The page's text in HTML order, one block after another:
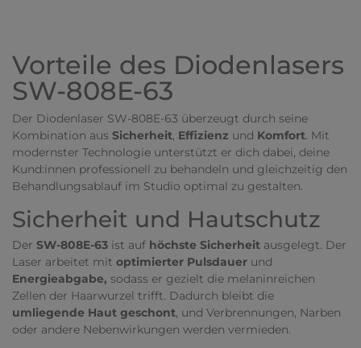
Vorteile des Diodenlasers
SW-808E-63
Der Diodenlaser SW-808E-63 überzeugt durch seine
Kombination aus Sicherheit, Effizienz und Komfort. Mit
modernster Technologie unterstützt er dich dabei, deine
Kund:innen professionell zu behandeln und gleichzeitig den
Behandlungsablauf im Studio optimal zu gestalten.
Sicherheit und Hautschutz
Der SW-808E-63 ist auf höchste Sicherheit ausgelegt. Der
Laser arbeitet mit optimierter Pulsdauer und
Energieabgabe, sodass er gezielt die melaninreichen
Zellen der Haarwurzel trifft. Dadurch bleibt die
umliegende Haut geschont, und Verbrennungen, Narben
oder andere Nebenwirkungen werden vermieden.